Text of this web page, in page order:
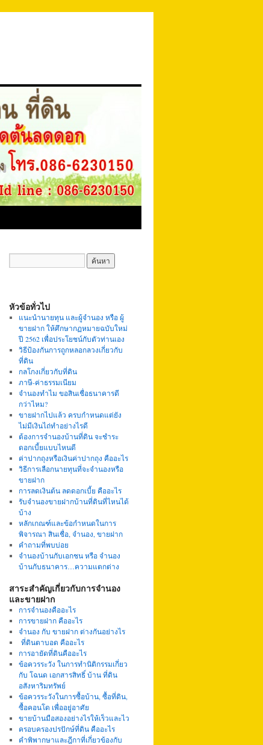
หัวข้อทั่วไป
แนะนำนายทุน และผู้จำนอง หรือ ผู้
ขายฝาก ให้ศึกษากฏหมายฉบับใหม่
ปี 2562 เพื่อประโยชน์กับตัวท่านเอง
วิธีป้องกันการถูกหลอกลวงเกี่ยวกับ
ที่ดิน
กลโกงเกี่ยวกับที่ดิน
ภาษี-ค่าธรรมเนียม
จำนองทำไม ขอสินเชื่อธนาคารดี
กว่าไหม?
ขายฝากไปแล้ว ครบกำหนดแต่ยัง
ไม่มีเงินไถ่ทำอย่างไรดี
ต้องการจำนองบ้านที่ดิน จะชำระ
ดอกเบี้ยแบบไหนดี
ค่าปากถุงหรือเงินค่าปากถุง คืออะไร
วิธีการเลือกนายทุนที่จะจำนองหรือ
ขายฝาก
การลดเงินต้น ลดดอกเบี้ย คืออะไร
รับจำนองขายฝากบ้านที่ดินที่ไหนได้
บ้าง
หลักเกณฑ์และข้อกำหนดในการ
พิจารณา สินเชื่อ, จำนอง, ขายฝาก
คำถามที่พบบ่อย
จำนองบ้านกับเอกชน หรือ จำนอง
บ้านกับธนาคาร…ความแตกต่าง
สาระสำคัญเกี่ยวกับการจำนอง
และขายฝาก
การจำนองคืออะไร
การขายฝาก คืออะไร
จำนอง กับ ขายฝาก ต่างกันอย่างไร
ที่ดินตาบอด คืออะไร
การอายัดที่ดินคืออะไร
ข้อควรระวัง ในการทำนิติกรรมเกี่ยว
กับ โฉนด เอกสารสิทธิ์ บ้าน ที่ดิน
อสังหาริมทรัพย์
ข้อควรระวังในการซื้อบ้าน, ซื้อที่ดิน,
ซื้อคอนโด เพื่ออยู่อาศัย
ขายบ้านมือสองอย่างไรให้เร็วและไว
ครอบครองปรปักษ์ที่ดิน คืออะไร
คำพิพากษาและฎีกาที่เกี่ยวข้องกับ